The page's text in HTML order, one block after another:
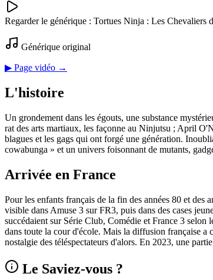
Regarder le générique : Tortues Ninja : Les Chevaliers
Générique original
▶ Page vidéo →
L'histoire
Un grondement dans les égouts, une substance
rat des arts martiaux, les façonne au Ninjutsu ; April
blagues et les gags qui ont forgé une génération.
cowabunga » et un univers foisonnant de mutants,
Arrivée en France
Pour les enfants français de la fin des années 80 et
visible dans Amuse 3 sur FR3, puis dans des cases
succédaient sur Série Club, Comédie et France 3
dans toute la cour d'école. Mais la diffusion française a
nostalgie des téléspectateurs d'alors. En 2023, une
Le Saviez-vous ?